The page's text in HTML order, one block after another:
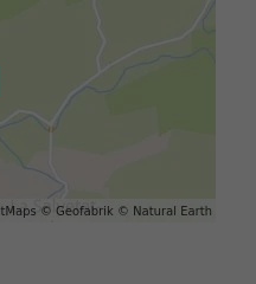
sans sanitaires
Chambres